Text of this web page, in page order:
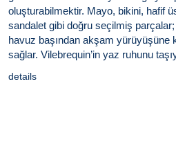
oluşturabilmektir. Mayo, bikini, hafif
sandalet gibi doğru seçilmiş
havuz başından akşam yürüyüşüne
sağlar. Vilebrequin’in yaz ruhunu
için güçlü kombin fikirleri sunar.
details